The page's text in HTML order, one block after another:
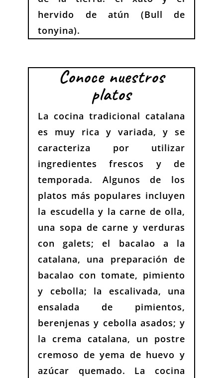
hervido de atún (Bull de
tonyina).
Conoce nuestros
platos
La cocina tradicional catalana
es muy rica y variada, y se
caracteriza por utilizar
ingredientes frescos y de
temporada. Algunos de los
platos más populares incluyen
la escudella y la carne de olla,
una sopa de carne y verduras
con galets; el bacalao a la
catalana, una preparación de
bacalao con tomate, pimiento
y cebolla; la escalivada, una
ensalada de pimientos,
berenjenas y cebolla asados; y
la crema catalana, un postre
cremoso de yema de huevo y
azúcar quemado. La cocina